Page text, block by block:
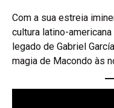
Com a sua estreia
cultura latino-
legado de Gabriel
magia de Macondo às